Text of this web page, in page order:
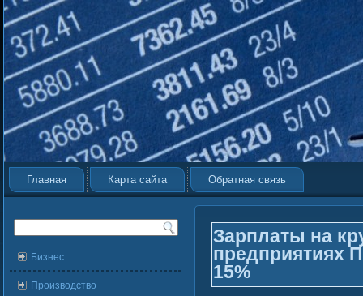
Главная Карта сайта Обратная связь
Бизнес
Производство
Зарплаты на
предприятиях
15%